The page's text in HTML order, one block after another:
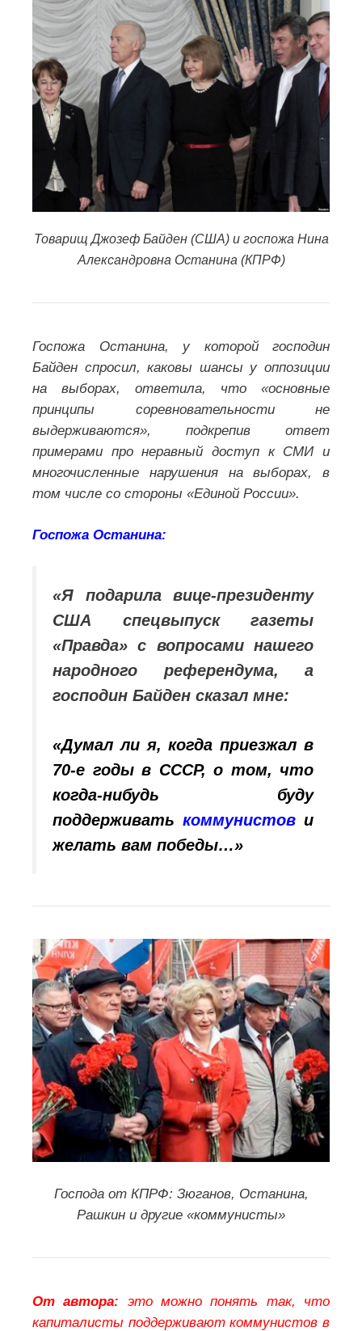
Товарищ ДжозефБайден (США) и госпожа Нина
Александровна Останина (КПРФ)
Госпожа Останина, у которой господин
Байден спросил, каковы шансы у оппозиции
на выборах, ответила, что «основные
принципы соревновательности не
выдерживаются», подкрепив ответ
примерами про неравный доступ к СМИ и
многочисленные нарушения на выборах, в
том числе со стороны «Единой России».
Госпожа Останина:
«Я подарила вице-президенту
США спецвыпуск газеты
«Правда» с вопросами нашего
народного референдума, а
господин Байден сказал мне:
«Думал ли я, когда приезжал в
70-е годы в СССР, о том, что
когда-нибудь буду
поддерживать коммунистов и
желать вам победы…»
Господа от КПРФ: Зюганов, Останина,
Рашкин и другие «коммунисты»
От автора: это можно понять так, что
капиталисты поддерживают коммунистов в